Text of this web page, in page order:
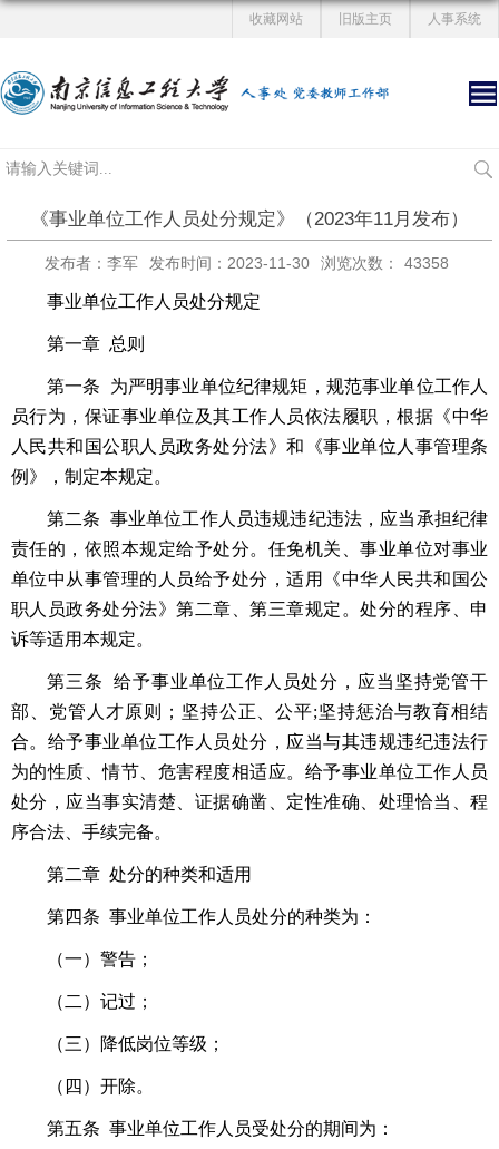
人事系统
旧版主页
收藏网站
《事业单位工作人员处分规定》（2023年11月发布）
发布者：李军 发布时间：2023-11-30 浏览次数： 43358
事业单位工作人员处分规定
第一章 总则
第一条 为严明事业单位纪律规矩，规范事业单位工作人
员行为，保证事业单位及其工作人员依法履职，根据《中华
人民共和国公职人员政务处分法》和《事业单位人事管理条
例》，制定本规定。
第二条 事业单位工作人员违规违纪违法，应当承担纪律
责任的，依照本规定给予处分。任免机关、事业单位对事业
单位中从事管理的人员给予处分，适用《中华人民共和国公
职人员政务处分法》第二章、第三章规定。处分的程序、申
诉等适用本规定。
第三条 给予事业单位工作人员处分，应当坚持党管干
部、党管人才原则；坚持公正、公平;坚持惩治与教育相结
合。给予事业单位工作人员处分，应当与其违规违纪违法行
为的性质、情节、危害程度相适应。给予事业单位工作人员
处分，应当事实清楚、证据确凿、定性准确、处理恰当、程
序合法、手续完备。
第二章 处分的种类和适用
第四条 事业单位工作人员处分的种类为：
（一）警告；
（二）记过；
（三）降低岗位等级；
（四）开除。
第五条 事业单位工作人员受处分的期间为：